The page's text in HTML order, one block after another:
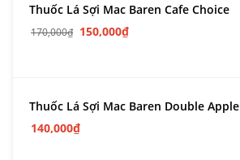
Thuốc Lá Sợi Mac Baren Cafe Choice
170,000₫ 150,000₫
Thuốc Lá Sợi Mac Baren Double Apple
140,000₫